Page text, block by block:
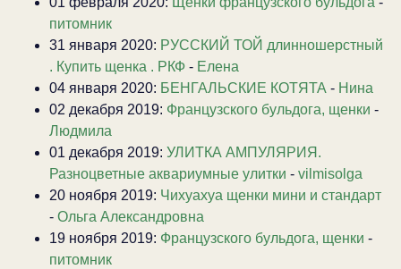
питомник
31 января 2020: РУССКИЙ ТОЙ длинношерстный
. Купить щенка . РКФ - Елена
04 января 2020: БЕНГАЛЬСКИЕ КОТЯТА - Нина
02 декабря 2019: Французского бульдога, щенки -
Людмила
01 декабря 2019: УЛИТКА АМПУЛЯРИЯ.
Разноцветные аквариумные улитки - vilmisolga
20 ноября 2019: Чихуахуа щенки мини и стандарт
- Ольга Александровна
19 ноября 2019: Французского бульдога, щенки -
питомник